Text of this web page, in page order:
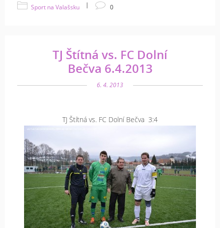
Sport na Valašsku | 0
TJ Štítná vs. FC Dolní
Bečva 6.4.2013
6. 4. 2013
TJ Štítná vs. FC Dolní Bečva 3:4